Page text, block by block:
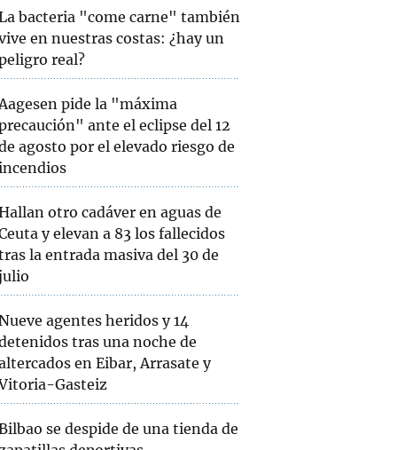
bacteria "come carne" también
en nuestras costas: ¿hay un
real?
pide la "máxima
ante el eclipse del 12
agosto por el elevado riesgo de
otro cadáver en aguas de
y elevan a 83 los fallecidos
la entrada masiva del 30 de
agentes heridos y 14
tras una noche de
en Eibar, Arrasate y
Gasteiz
se despide de una tienda de